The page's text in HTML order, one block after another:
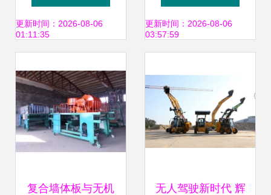
新机遇
更新时间：2026-08-06
01:11:35
环保的建筑设备新
更新时间：2026-08-06
03:57:59
复合墙体板与无机 无人驾驶新时代 辉